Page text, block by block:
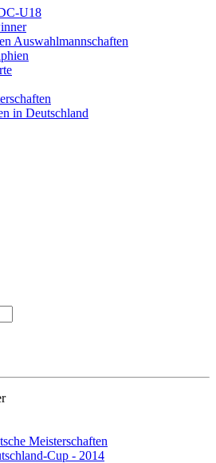
U18
Auswahlmannschaften
in Deutschland
Meisterschaften
Cup - 2014